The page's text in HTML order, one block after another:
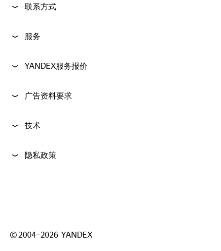
联系方式
服务
YANDEX服务报价
广告资料要求
技术
隐私政策
© 2004–2026 YANDEX